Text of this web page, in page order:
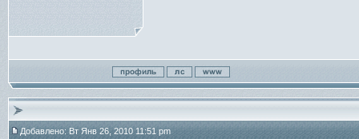
Добавлено: Вт Янв 26, 2010 11:51 pm